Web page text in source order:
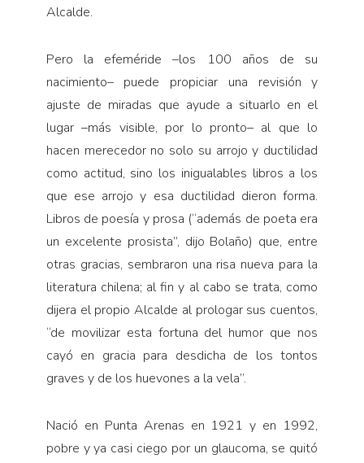
Alcalde.
Pero la efeméride –los 100 años de su
nacimiento– puede propiciar una revisión y
ajuste de miradas que ayude a situarlo en el
lugar –más visible, por lo pronto– al que lo
hacen merecedor no solo su arrojo y ductilidad
como actitud, sino los inigualables libros a los
que ese arrojo y esa ductilidad dieron forma.
Libros de poesía y prosa (“además de poeta era
un excelente prosista”, dijo Bolaño) que, entre
otras gracias, sembraron una risa nueva para la
literatura chilena; al fin y al cabo se trata, como
dijera el propio Alcalde al prologar sus cuentos,
“de movilizar esta fortuna del humor que nos
cayó en gracia para desdicha de los tontos
graves y de los huevones a la vela”.
Nació en Punta Arenas en 1921 y en 1992,
pobre y ya casi ciego por un glaucoma, se quitó